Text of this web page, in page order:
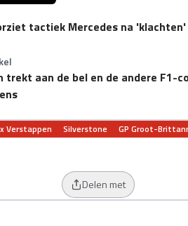
tactiek Mercedes na
trekt aan de bel en de andere F1-
Verstappen Silverstone
GP Groot-
Delen met